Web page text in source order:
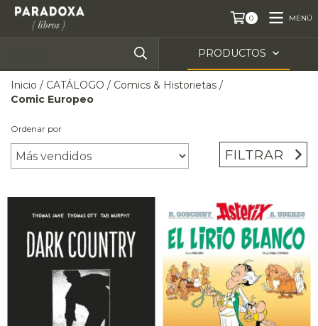
0 MENÚ
PRODUCTOS
Inicio / CATÁLOGO / Comics & Historietas /
Comic Europeo
Ordenar por
FILTRAR